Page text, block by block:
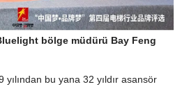
bölge müdürü Bay Feng
bu yana 32 yıldır asansör